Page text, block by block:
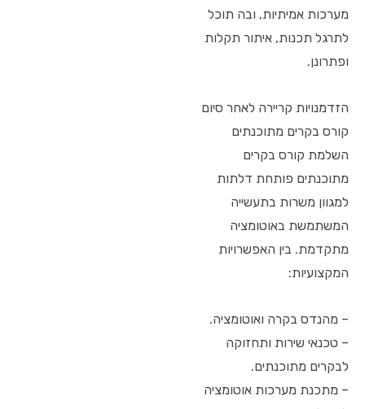
מערכות אמיתיות, ובה תוכל
לתרגל תכנות, איתור תקלות
ופתרונן.
הזדמנויות קריירה לאחר סיום
קורס בקרים מתוכנתים
השלמת קורס בקרים
מתוכנתים פותחת דלתות
למגוון משרות בתעשייה
המשתמשת באוטומציה
מתקדמת. בין האפשרויות
המקצועיות:
– מהנדס בקרה ואוטומציה.
– טכנאי שירות ותחזוקה
לבקרים מתוכנתים.
– מתכנת מערכות אוטומציה